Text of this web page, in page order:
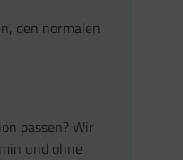
den normalen
passen? Wir
und ohne